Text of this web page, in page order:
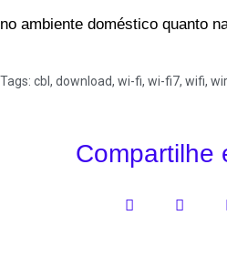
no ambiente doméstico quanto
Tags: cbl , download, wi-fi, wi-fi7, wifi,
Compartilhe